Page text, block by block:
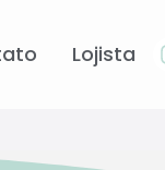
Lojista